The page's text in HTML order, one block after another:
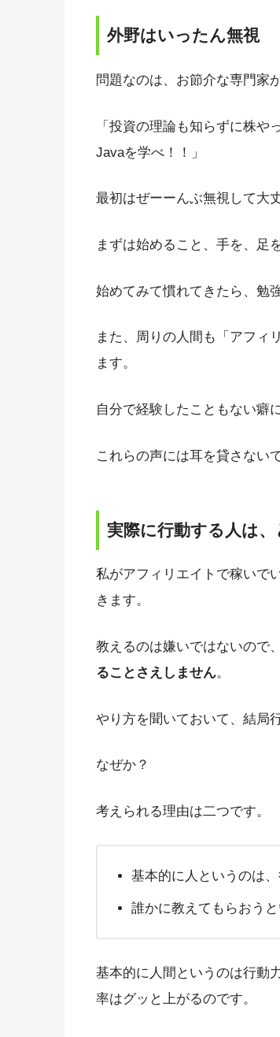
外野はいったん無視
問題なのは、お節介な専門家
「投資の理論も知らずに株や
Javaを学べ！！」
最初はぜーーんぶ無視して大
まずは始めること、手を、足
始めてみて慣れてきたら、勉
また、周りの人間も「アフィ
ます。
自分で経験したこともない癖
これらの声には耳を貸さない
実際に行動する人は
私がアフィリエイトで稼いで
きます。
教えるのは嫌いではないので
ることさえしません。
やり方を聞いておいて、結局
なぜか？
考えられる理由は二つです。
基本的に人というのは
誰かに教えてもらおう
基本的に人間というのは行動
率はグッと上がるのです。